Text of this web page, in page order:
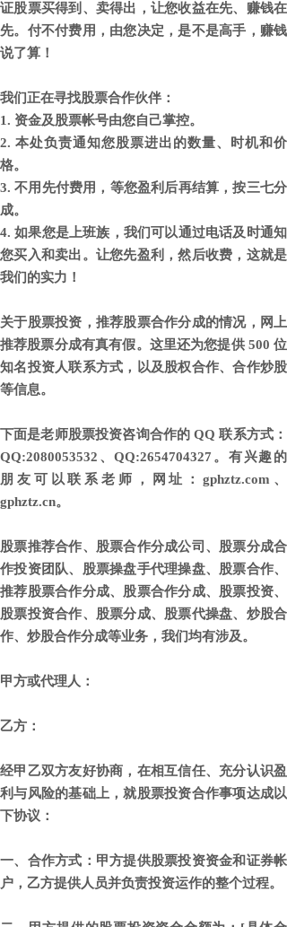
证股票买得到、卖得出，让您收益在先、赚钱在
先。付不付费用，由您决定，是不是高手，赚钱
说了算！
我们正在寻找股票合作伙伴：
1. 资金及股票帐号由您自己掌控。
2. 本处负责通知您股票进出的数量、时机和价
格。
3. 不用先付费用，等您盈利后再结算，按三七分
成。
4. 如果您是上班族，我们可以通过电话及时通知
您买入和卖出。让您先盈利，然后收费，这就是
我们的实力！
关于股票投资，推荐股票合作分成的情况，网上
推荐股票分成有真有假。这里还为您提供 500 位
知名投资人联系方式，以及股权合作、合作炒股
等信息。
下面是老师股票投资咨询合作的 QQ 联系方式：
QQ:2080053532、QQ:2654704327。有兴趣的
朋友可以联系老师，网址：gphztz.com、
gphztz.cn。
股票推荐合作、股票合作分成公司、股票分成合
作投资团队、股票操盘手代理操盘、股票合作、
推荐股票合作分成、股票合作分成、股票投资、
股票投资合作、股票分成、股票代操盘、炒股合
作、炒股合作分成等业务，我们均有涉及。
甲方或代理人：
乙方：
经甲乙双方友好协商，在相互信任、充分认识盈
利与风险的基础上，就股票投资合作事项达成以
下协议：
一、合作方式：甲方提供股票投资资金和证券帐
户，乙方提供人员并负责投资运作的整个过程。